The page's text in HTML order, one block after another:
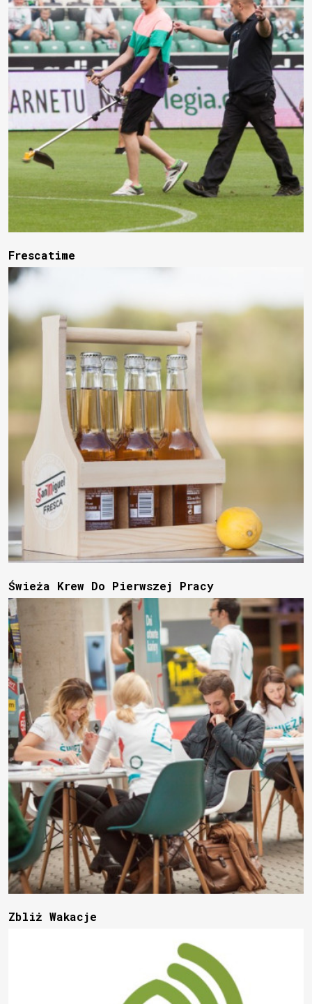
Frescatime
Świeża Krew Do Pierwszej Pracy
Zbliż Wakacje